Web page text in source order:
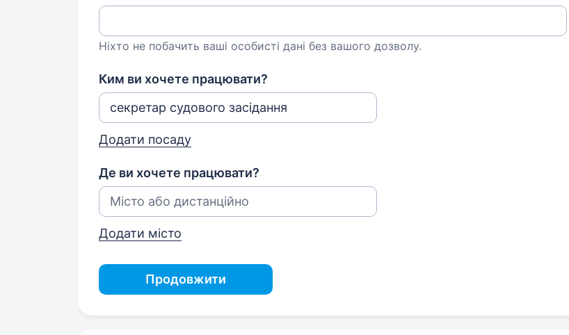
Ніхто не побачить ваші особисті дані без вашого дозволу.
Ким ви хочете працювати?
Додати посаду
Де ви хочете працювати?
Додати місто
Продовжити